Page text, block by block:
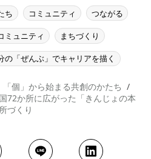
ち コミュニティ つながる
ミュニティ まちづくり
の「ぜんぶ」でキャリアを描く
「個」から始まる共創のかたち
72か所に広がった「きんじょの本
づくり